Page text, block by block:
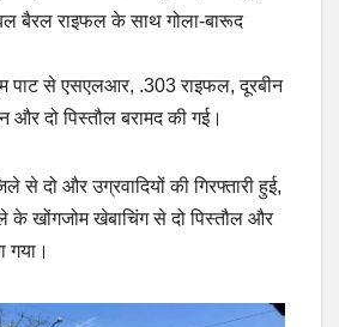
बैरल राइफल के साथ गोला-बारूद
पाट से एसएलआर, .303 राइफल, दूरबीन
दो पिस्तौल बरामद की गई।
से दो और उग्रवादियों की गिरफ्तारी हुई,
के खोंगजोम खेबाचिंग से दो पिस्तौल और
गया।